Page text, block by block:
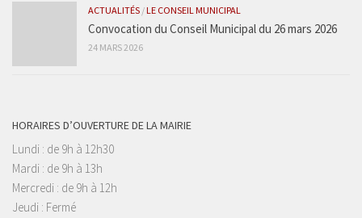
ACTUALITÉS /LE CONSEIL MUNICIPAL
Convocation du Conseil Municipal du 26 mars 2026
24 MARS 2026
HORAIRES D’OUVERTURE DE LA MAIRIE
Lundi : de 9h à 12h30
Mardi : de 9h à 13h
Mercredi : de 9h à 12h
Jeudi : Fermé